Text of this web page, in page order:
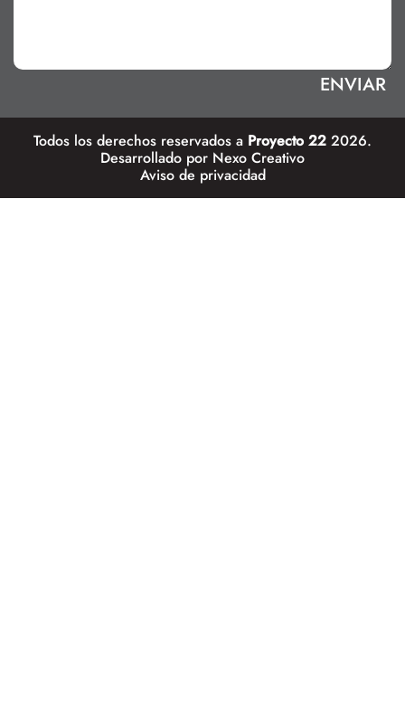
Todos los derechos reservados a Proyecto 22 2026.
Desarrollado por Nexo Creativo
Aviso de privacidad